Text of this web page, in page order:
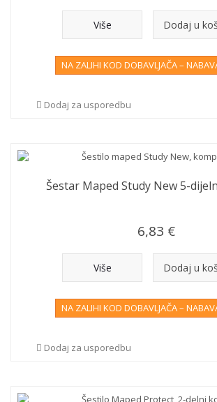
Više Dodaj u
NA ZALIHI KOD DOBAVLJAČA –
Dodaj za usporedbu
Šestar Maped Study New 5-
6,83 €
Više Dodaj u
NA ZALIHI KOD DOBAVLJAČA –
Dodaj za usporedbu